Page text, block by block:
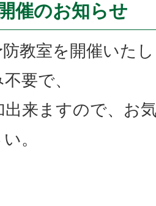
催のお知らせ
教室を開催いたし
要で、
出来ますので、お
。